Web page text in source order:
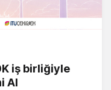
iş birliğiyle
Al